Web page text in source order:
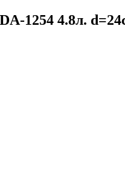
1254 4.8л.